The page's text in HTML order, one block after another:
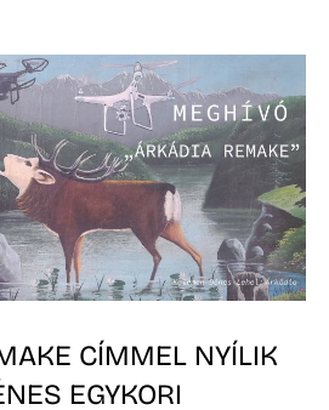
CÍMMEL NYÍLIK
EGYKORI